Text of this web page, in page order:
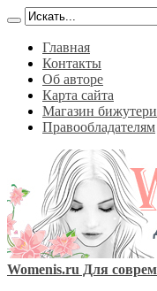
Главная
Контакты
Об авторе
Карта сайта
Магазин
Правообладателям
Womenis.ru Для